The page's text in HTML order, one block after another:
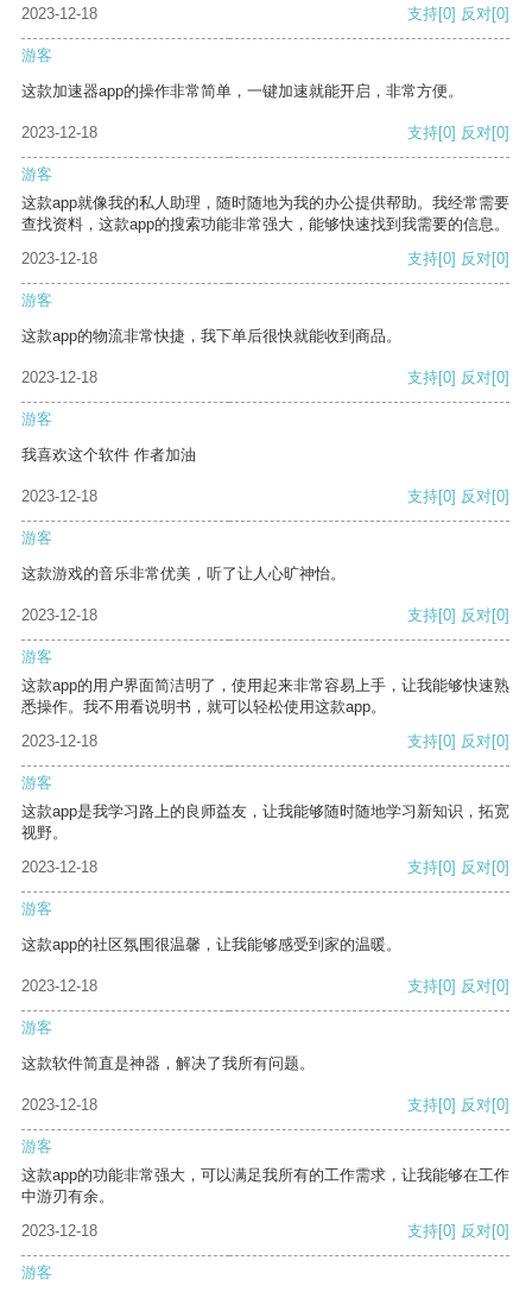
2023-12-18 支持[0] 反对[0]
游客
这款加速器app的操作非常简单，一键加速就能开启，非常方便。
2023-12-18 支持[0] 反对[0]
游客
这款app就像我的私人助理，随时随地为我的办公提供帮助。我经常需要
查找资料，这款app的搜索功能非常强大，能够快速找到我需要的信息。
2023-12-18
支持[0] 反对[0]
游客
这款app的物流非常快捷，我下单后很快就能收到商品。
2023-12-18 支持[0] 反对[0]
游客
我喜欢这个软件 作者加油
2023-12-18 支持[0] 反对[0]
游客
这款游戏的音乐非常优美，听了让人心旷神怡。
2023-12-18 支持[0] 反对[0]
游客
这款app的用户界面简洁明了，使用起来非常容易上手，让我能够快速熟
悉操作。我不用看说明书，就可以轻松使用这款app。
2023-12-18
支持[0] 反对[0]
游客
这款app是我学习路上的良师益友，让我能够随时随地学习新知识，拓宽
视野。
2023-12-18
支持[0] 反对[0]
游客
这款app的社区氛围很温馨，让我能够感受到家的温暖。
2023-12-18 支持[0] 反对[0]
游客
这款软件简直是神器，解决了我所有问题。
2023-12-18 支持[0] 反对[0]
游客
这款app的功能非常强大，可以满足我所有的工作需求，让我能够在工作
中游刃有余。
2023-12-18
支持[0] 反对[0]
游客